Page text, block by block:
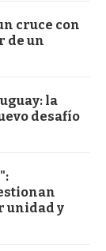
cruce con
de un
la
desafío
unidad y